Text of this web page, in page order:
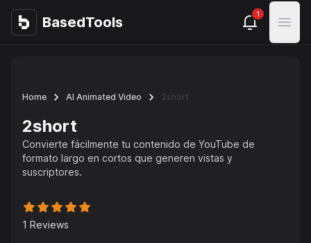
BasedTools
BasedTools 1
Open
Home AI Animated Video 2short
2short
Convierte fácilmente tu contenido de YouTube de
formato largo en cortos que generen vistas y
suscriptores.
1 Reviews